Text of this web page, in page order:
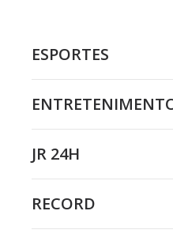
ESPORTES
JR 24H
RECORD